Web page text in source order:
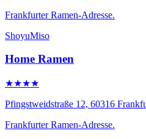
Frankfurter Ramen-Adresse.
ShoyuMiso
Home Ramen
★★★★
Pfingstweidstraße 12, 60316
Frankfurter Ramen-Adresse.